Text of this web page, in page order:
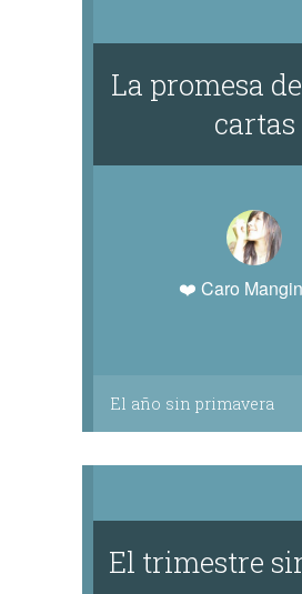
La promesa
cartas
❤️ Caro
El año sin primavera
El trimestre